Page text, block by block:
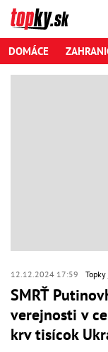
DOMÁCE
12.12.2024 17:59 Topky
SMRŤ
verejnosti v
krv tisícok